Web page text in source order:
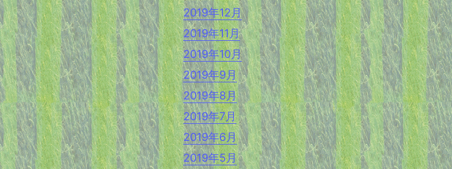
2019年12月
2019年11月
2019年10月
2019年9月
2019年8月
2019年7月
2019年6月
2019年5月